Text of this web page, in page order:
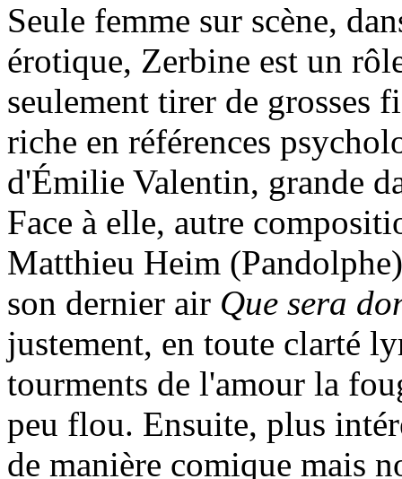
Seule femme sur scène,
érotique, Zerbine est un
seulement tirer de grosses
riche en références
d'Émilie Valentin, grande
Face à elle, autre
Matthieu Heim
son dernier air Que sera
justement, en toute clarté
tourments de l'amour la
peu flou. Ensuite, plus
de manière comique mais